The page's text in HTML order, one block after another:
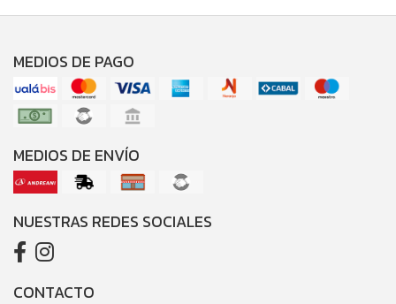
MEDIOS DE PAGO
MEDIOS DE ENVÍO
NUESTRAS REDES SOCIALES
CONTACTO